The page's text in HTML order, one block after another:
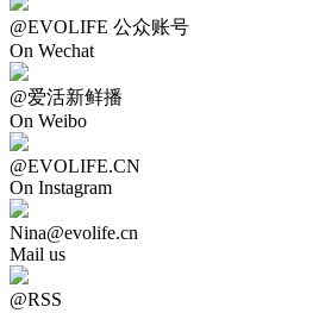
@EVOLIFE 公众账号
On Wechat
@爱活新鲜播
On Weibo
@EVOLIFE.CN
On Instagram
Nina@evolife.cn
Mail us
@RSS